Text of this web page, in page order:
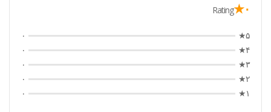
۰★ Rating
۵★
۰
۴★
۰
۳★
۰
۲★
۰
۱★
۰